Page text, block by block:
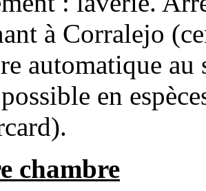
à Corralejo
automatique
en
chambre